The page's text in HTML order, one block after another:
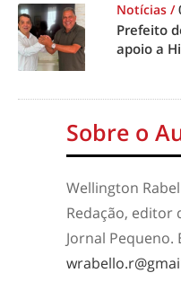
Notícias /
Prefeito
apoio a
Sobre o
Wellington
Redação, editor
Jornal Pequeno.